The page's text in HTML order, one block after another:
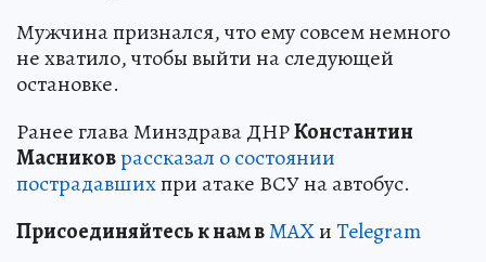
Мужчина признался, что ему совсем немного
не хватило, чтобы выйти на следующей
остановке.
Ранее глава Минздрава ДНРКонстантин
Масниковрассказал о состоянии
пострадавшихпри атаке ВСУ на автобус.
Присоединяйтесь к нам вMAXиTelegram